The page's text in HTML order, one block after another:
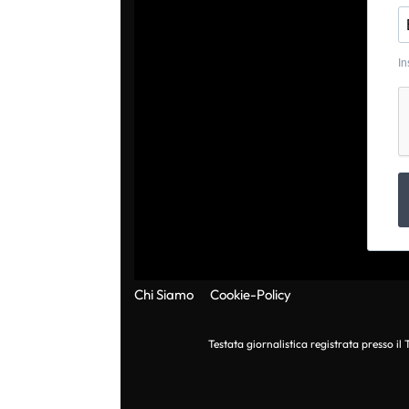
Chi Siamo Cookie-Policy
Testata giornalistica registrata presso il